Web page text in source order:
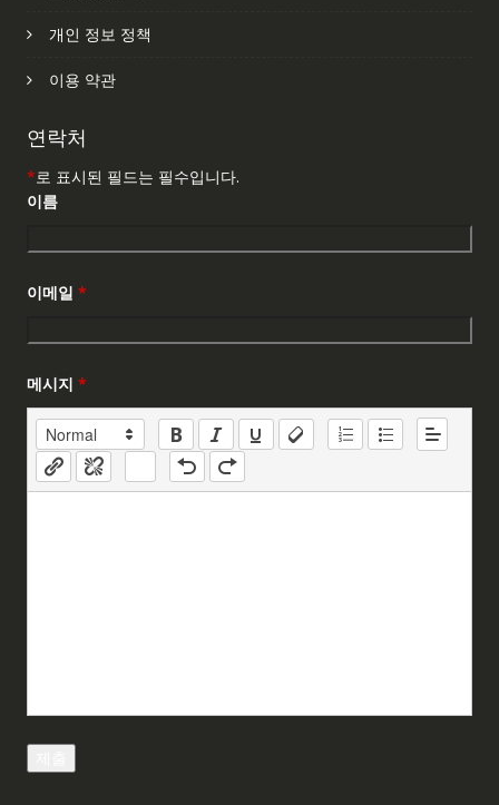
개인 정보 정책
이용 약관
연락처
*로 표시된 필드는 필수입니다.
이름
이메일 *
메시지 *